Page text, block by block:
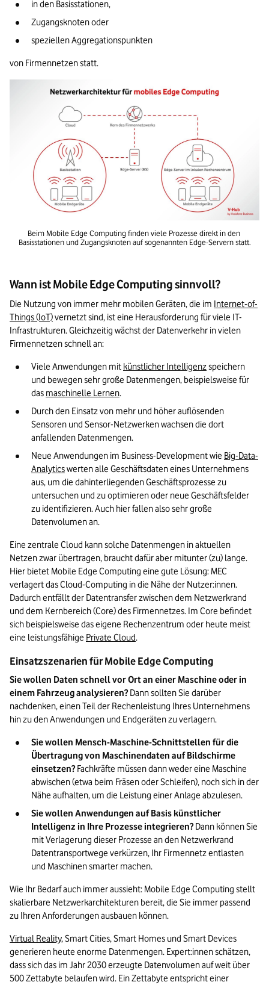
in den Basisstationen,
Zugangsknoten oder
speziellen Aggregationspunkten
von Firmennetzen statt.
Beim Mobile Edge Computing finden viele Prozesse direkt in den
Basisstationen und Zugangsknoten auf sogenannten Edge-Servern statt.
Wann ist Mobile Edge Computing sinnvoll?
Die Nutzung von immer mehr mobilen Geräten, die im Internet-of-
Things (IoT) vernetzt sind, ist eine Herausforderung für viele IT-
Infrastrukturen. Gleichzeitig wächst der Datenverkehr in vielen
Firmennetzen schnell an:
Viele Anwendungen mit künstlicher Intelligenz speichern
und bewegen sehr große Datenmengen, beispielsweise für
das maschinelle Lernen.
Durch den Einsatz von mehr und höher auflösenden
Sensoren und Sensor-Netzwerken wachsen die dort
anfallenden Datenmengen.
Neue Anwendungen im Business-Development wie Big-Data-
Analytics werten alle Geschäftsdaten eines Unternehmens
aus, um die dahinterliegenden Geschäftsprozesse zu
untersuchen und zu optimieren oder neue Geschäftsfelder
zu identifizieren. Auch hier fallen also sehr große
Datenvolumen an.
Eine zentrale Cloud kann solche Datenmengen in aktuellen
Netzen zwar übertragen, braucht dafür aber mitunter (zu) lange.
Hier bietet Mobile Edge Computing eine gute Lösung: MEC
verlagert das Cloud-Computing in die Nähe der Nutzer:innen.
Dadurch entfällt der Datentransfer zwischen dem Netzwerkrand
und dem Kernbereich (Core) des Firmennetzes. Im Core befindet
sich beispielsweise das eigene Rechenzentrum oder heute meist
eine leistungsfähige Private Cloud.
Einsatzszenarien für Mobile Edge Computing
Sie wollen Daten schnell vor Ort an einer Maschine oder in
einem Fahrzeug analysieren? Dann sollten Sie darüber
nachdenken, einen Teil der Rechenleistung Ihres Unternehmens
hin zu den Anwendungen und Endgeräten zu verlagern.
Sie wollen Mensch-Maschine-Schnittstellen für die
Übertragung von Maschinendaten auf Bildschirme
einsetzen? Fachkräfte müssen dann weder eine Maschine
abwischen (etwa beim Fräsen oder Schleifen), noch sich in der
Nähe aufhalten, um die Leistung einer Anlage abzulesen.
Sie wollen Anwendungen auf Basis künstlicher
Intelligenz in Ihre Prozesse integrieren? Dann können Sie
mit Verlagerung dieser Prozesse an den Netzwerkrand
Datentransportwege verkürzen, Ihr Firmennetz entlasten
und Maschinen smarter machen.
Wie Ihr Bedarf auch immer aussieht: Mobile Edge Computing stellt
skalierbare Netzwerkarchitekturen bereit, die Sie immer passend
zu Ihren Anforderungen ausbauen können.
Virtual Reality, Smart Cities, Smart Homes und Smart Devices
generieren heute enorme Datenmengen. Expert:innen schätzen,
dass sich das im Jahr 2030 erzeugte Datenvolumen auf weit über
500 Zettabyte belaufen wird. Ein Zettabyte entspricht einer